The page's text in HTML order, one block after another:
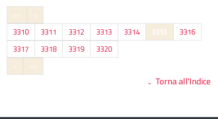
<<
<
3310
3311 3312 3313 3314 3315
3316
3317
3318 3319
3320
>
>>
Torna all'Indice